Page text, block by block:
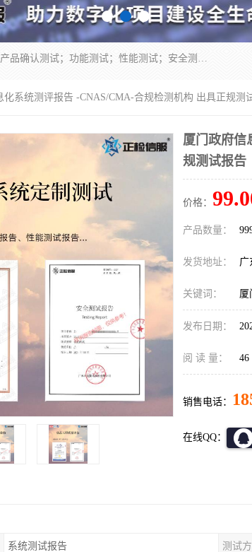
正检信服提供软件产品登记测试；科技项目验收测试；产品确认测试；功能测试；性能测试；安全测试；代码审计测试；漏洞扫描测试；渗透测试；风险评估测试；信息安全等级保护测评；双软认定；实验室建设质量体系建设；软件着作权、软件评测等服务。
化系统测评报告 -CNAS/CMA-合规检测机构 出具正规测
厦门政府信
规测试报告
价格：
产品数量：
发货地址： 广
关键词： 厦
发布日期：
阅 读 量： 46
销售电话：
在线QQ：
系统测试报告 测试